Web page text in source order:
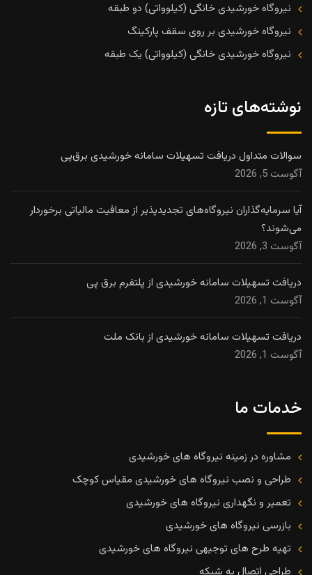
نیروگاه خورشیدی خانگی (کیلوواتی) دو طبقه
نیروگاه خورشیدی بر روی سقف پارکینگ
نیروگاه خورشیدی خانگی (کیلوواتی) یک طبقه
نوشته‌های تازه
سوالات متداول دریافت تسهیلات سامانه خورشیدی برق‌پی
آگوست 5, 2026
آیا سرمایه‌گذاران نیروگاه‌های تجدیدپذیر از معافیت مالیاتی برخوردار
می‌شوند؟
آگوست 3, 2026
دریافت تسهیلات سامانه خورشیدی از پلتفرم برق پی
آگوست 1, 2026
دریافت تسهیلات سامانه خورشیدی از بانک ملت
آگوست 1, 2026
خدمات ما
مشاوره در زمینه نیروگاه های خورشیدی
طراحی و نصب نیروگاه های خورشیدی مقیاس کوچک
تعمیر و نگهداری نیروگاه های خورشیدی
بازرسی نیروگاه های خورشیدی
تهیه طرح های توجیهی نیروگاه های خورشیدی